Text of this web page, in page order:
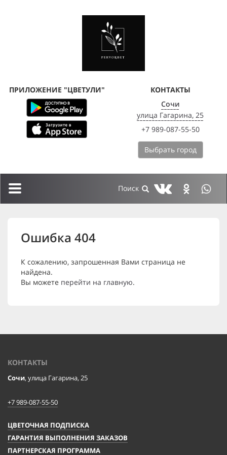
ПРИЛОЖЕНИЕ "ЦВЕТУЛИ"
КОНТАКТЫ
Сочи
улица Гагарина, 25
+7 989-087-55-50
Выбрать город
Toggle
Ошибка 404
К сожалению, запрошенная Вами страница не
найдена.
Вы можете перейти на главную.
КОНТАКТЫ
Сочи, улица Гагарина, 25
+7 989-087-55-50
ЦВЕТОЧНАЯ ПОДПИСКА
ГАРАНТИЯ ВЫПОЛНЕНИЯ ЗАКАЗОВ
ПАРТНЕРСКАЯ ПРОГРАММА